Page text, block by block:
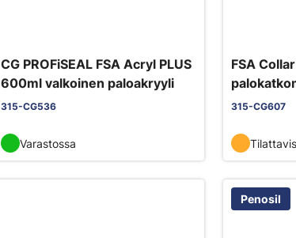
CG PROFiSEAL FSA Acryl PLUS
600ml valkoinen paloakryyli
315-CG536
Varastossa
FSA
315-CG607
Penosil